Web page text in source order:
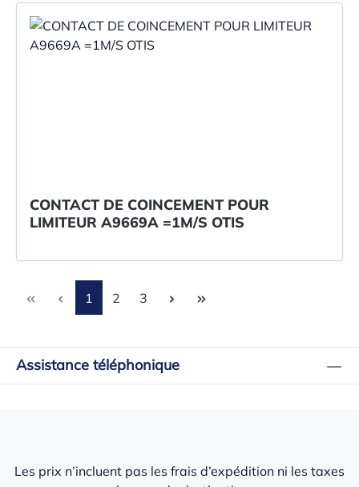
CONTACT DE COINCEMENT POUR
LIMITEUR A9669A =1M/S OTIS
Page
1 Page
2 Page
3
Assistance téléphonique
Les prix n’incluent pas les frais d’expédition ni les taxes